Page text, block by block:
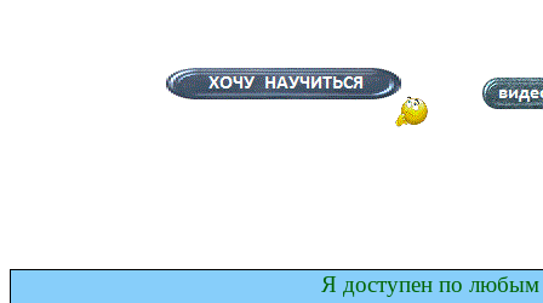
Я доступен по любым